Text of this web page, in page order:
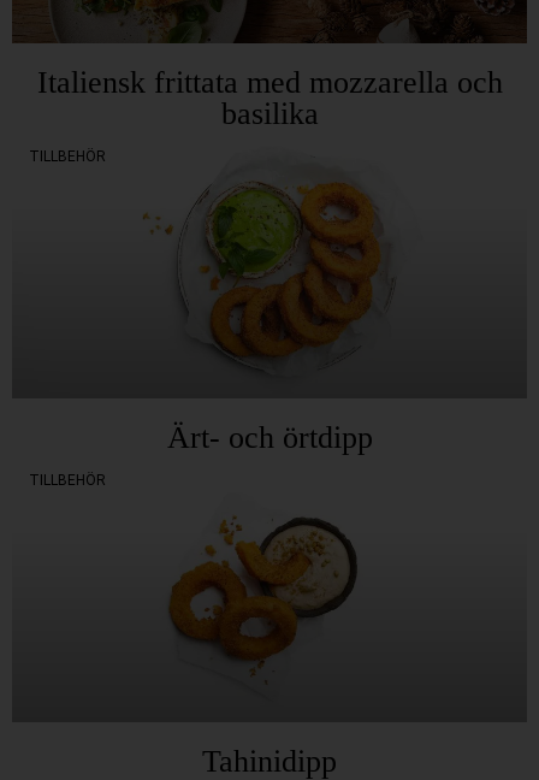
Italiensk frittata med mozzarella och
basilika
TILLBEHÖR
Ärt- och örtdipp
TILLBEHÖR
Tahinidipp